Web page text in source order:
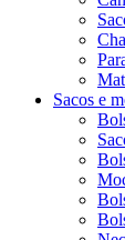
Sacos e